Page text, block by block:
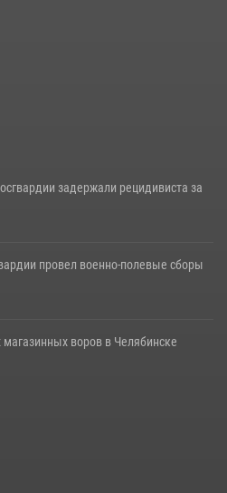
задержали рецидивиста за
провел военно-полевые сборы
воров в Челябинске